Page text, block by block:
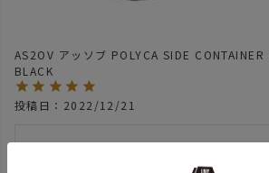
AS2OV アッソブ POLYCA SIDE CONTAINER
BLACK
投稿日 2022/12/21
ローバーチェアを購入してからずぅーーー